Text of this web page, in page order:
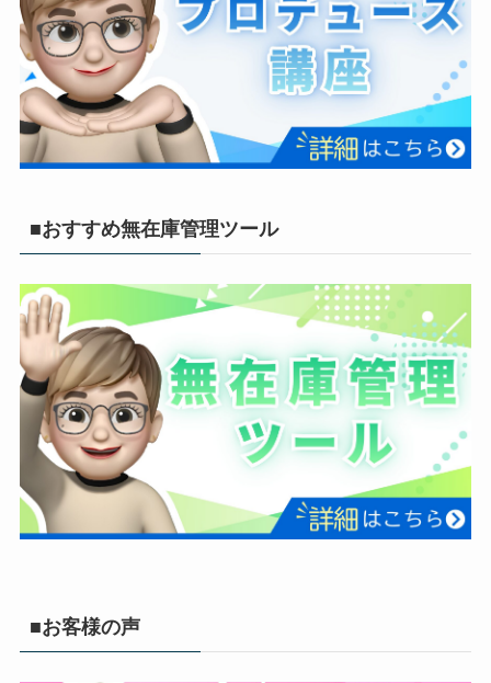
■おすすめ無在庫管理ツール
■お客様の声